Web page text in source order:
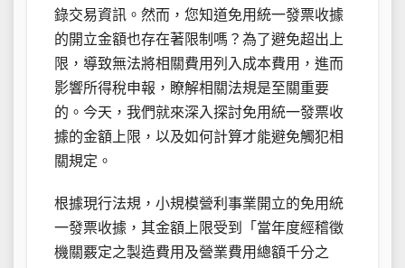
錄交易資訊。然而，您知道免用統一發票收據
的開立金額也存在著限制嗎？為了避免超出上
限，導致無法將相關費用列入成本費用，進而
影響所得稅申報，瞭解相關法規是至關重要
的。今天，我們就來深入探討免用統一發票收
據的金額上限，以及如何計算才能避免觸犯相
關規定。
根據現行法規，小規模營利事業開立的免用統
一發票收據，其金額上限受到「當年度經稽徵
機關覈定之製造費用及營業費用總額千分之